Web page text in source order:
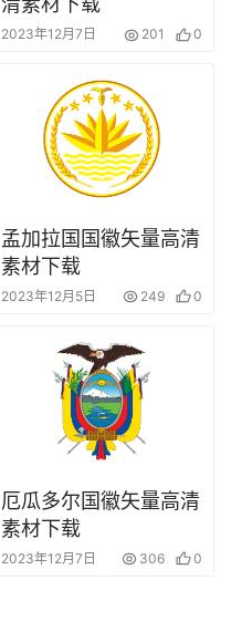
2023年12月7日 201 0
孟加拉国国徽矢量高清
素材下载
2023年12月5日 249 0
厄瓜多尔国徽矢量高清
素材下载
2023年12月7日 306 0